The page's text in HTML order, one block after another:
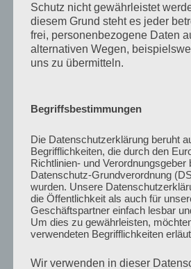
YouTubeist deaktiviert.
✓
Datenschutzbedingungen
Schutz nicht gewährleistet
diesem Grund steht es jeder
frei, personenbezogene Daten
alternativen Wegen,
uns zu übermitteln.
Begriffsbestimmungen
Die Datenschutzerklärung beruht
Begrifflichkeiten, die durch den
Richtlinien- und Verordnungsgeber
Datenschutz-Grundverordnung
wurden. Unsere
die Öffentlichkeit als auch für
Geschäftspartner einfach lesbar
Um dies zu gewährleisten,
verwendeten Begrifflichkeiten
Wir verwenden in dieser